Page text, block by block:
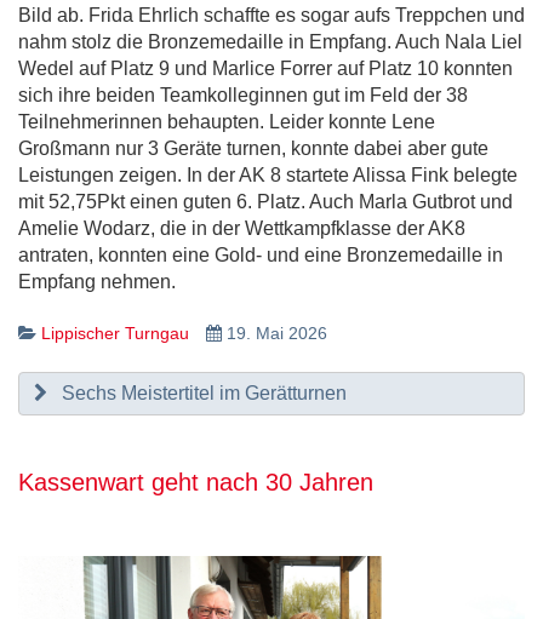
Bild ab. Frida Ehrlich schaffte es sogar aufs Treppchen und
nahm stolz die Bronzemedaille in Empfang. Auch Nala Liel
Wedel auf Platz 9 und Marlice Forrer auf Platz 10 konnten
sich ihre beiden Teamkolleginnen gut im Feld der 38
Teilnehmerinnen behaupten. Leider konnte Lene
Großmann nur 3 Geräte turnen, konnte dabei aber gute
Leistungen zeigen. In der AK 8 startete Alissa Fink belegte
mit 52,75Pkt einen guten 6. Platz. Auch Marla Gutbrot und
Amelie Wodarz, die in der Wettkampfklasse der AK8
antraten, konnten eine Gold- und eine Bronzemedaille in
Empfang nehmen.
Lippischer Turngau 19. Mai 2026
Sechs Meistertitel im Gerätturnen
Kassenwart geht nach 30 Jahren